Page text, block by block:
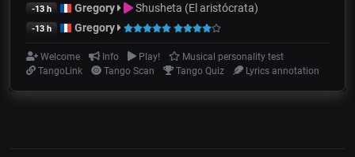
-13 h Gregory Shusheta (El aristócrata)
-13 h Gregory
Welcome Info Play!
Musical personality test
TangoLink
Tango Scan Tango Quiz Lyrics annotation